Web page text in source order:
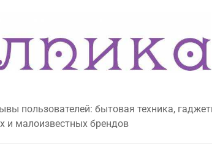
пользователей: бытовая техника,
и малоизвестных брендов